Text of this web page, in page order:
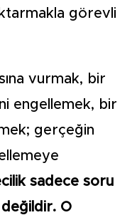
görevli
vurmak, bir
engellemek, bir
gerçeğin
sadece soru
O